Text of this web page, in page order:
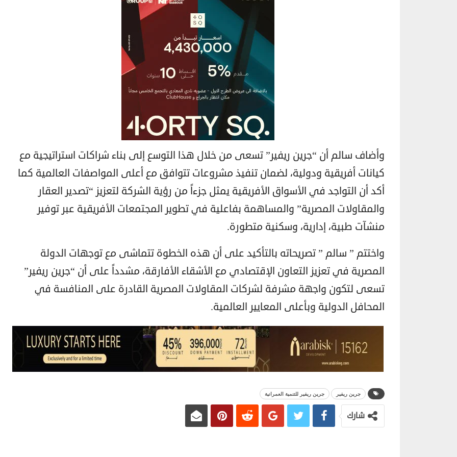
وأضاف سالم أن “جرين ريفير” تسعى من خلال هذا التوسع إلى بناء شراكات استراتيجية مع
كيانات أفريقية ودولية، لضمان تنفيذ مشروعات تتوافق مع أعلى المواصفات العالمية كما
أكد أن التواجد في الأسواق الأفريقية يمثل جزءاً من رؤية الشركة لتعزيز “تصدير العقار
والمقاولات المصرية” والمساهمة بفاعلية في تطوير المجتمعات الأفريقية عبر توفير
منشآت طبية، إدارية، وسكنية متطورة.
واختتم ” سالم ” تصريحاته بالتأكيد على أن هذه الخطوة تتماشى مع توجهات الدولة
المصرية في تعزيز التعاون الإقتصادي مع الأشقاء الأفارقة، مشدداً على أن “جرين ريفير”
تسعى لتكون واجهة مشرفة لشركات المقاولات المصرية القادرة على المنافسة في
المحافل الدولية وبأعلى المعايير العالمية.
جرين ريفير جرين ريفير للتنمية العمرانية
شارك